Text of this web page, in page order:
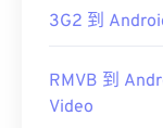
https://
3G2 到
RMVB 到
Video